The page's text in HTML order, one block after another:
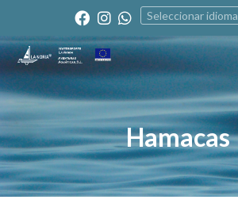
Seleccionar idioma
Hamacas